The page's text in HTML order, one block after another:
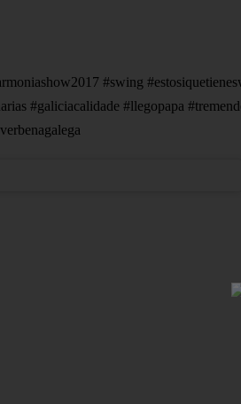
#swing
#galiciacalidade #llegopapa